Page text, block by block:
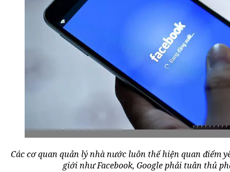
Các cơ quan quản lý nhà nước luôn thể hiện quan điểm
giới như Facebook, Google phải tuân thủ